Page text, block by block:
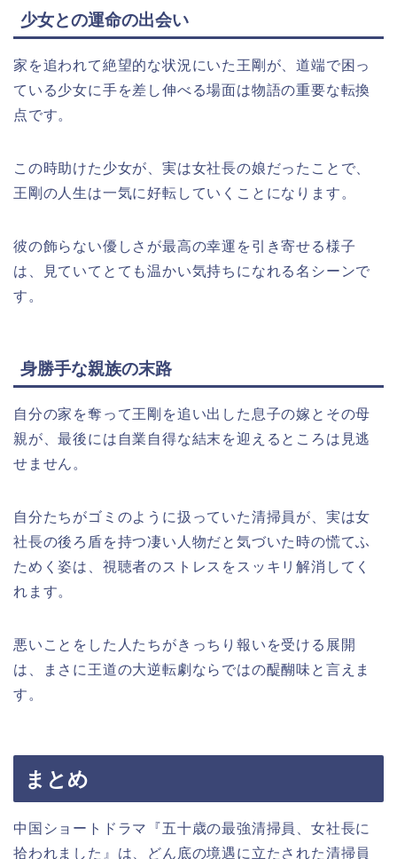
少女との運命の出会い
家を追われて絶望的な状況にいた王剛が、道端で困っ
ている少女に手を差し伸べる場面は物語の重要な転換
点です。
この時助けた少女が、実は女社長の娘だったことで、
王剛の人生は一気に好転していくことになります。
彼の飾らない優しさが最高の幸運を引き寄せる様子
は、見ていてとても温かい気持ちになれる名シーンで
す。
身勝手な親族の末路
自分の家を奪って王剛を追い出した息子の嫁とその母
親が、最後には自業自得な結末を迎えるところは見逃
せません。
自分たちがゴミのように扱っていた清掃員が、実は女
社長の後ろ盾を持つ凄い人物だと気づいた時の慌てふ
ためく姿は、視聴者のストレスをスッキリ解消してく
れます。
悪いことをした人たちがきっちり報いを受ける展開
は、まさに王道の大逆転劇ならではの醍醐味と言えま
す。
まとめ
中国ショートドラマ『五十歳の最強清掃員、女社長に
拾われました』は、どん底の境遇に立たされた清掃員